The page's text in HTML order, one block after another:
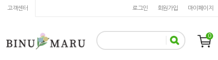
고객센터 마이페이지
회원가입
로그인
0